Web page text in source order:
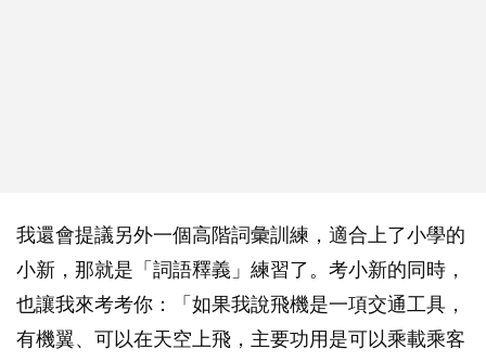
我還會提議另外一個高階詞彙訓練，適合上了小學的
小新，那就是「詞語釋義」練習了。考小新的同時，
也讓我來考考你：「如果我說飛機是一項交通工具，
有機翼、可以在天空上飛，主要功用是可以乘載乘客